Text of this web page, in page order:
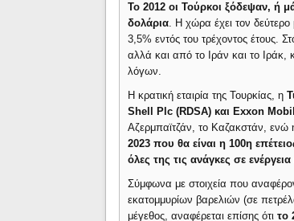
Το 2012 οι Τούρκοι ξόδεψαν, ή
δολάρια. Η χώρα έχει τον
3,5% εντός του τρέχοντος έτους.
αλλά και από το Ιράν και το Ιράκ,
λόγων.
Η κρατική εταιρία της Τουρκίας, η
Shell Plc (RDSA) και Exxon Mobil
Αζερμπαϊτζάν, το Καζακστάν, ενώ
2023 που θα είναι η 100η
όλες της τις ανάγκες σε
Σύμφωνα με στοιχεία που
εκατομμυρίων βαρελιών (σε
μέγεθος, αναφέρεται επίσης ότιτο